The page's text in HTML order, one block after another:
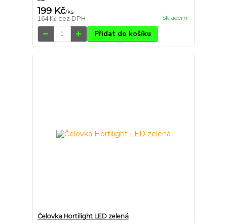
199 Kč/ks
164 Kč bez DPH Skladem
Přidat do košíku
Čelovka Hortilight LED zelená